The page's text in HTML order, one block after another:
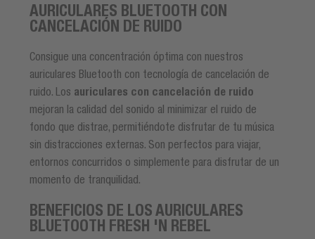
AURICULARES BLUETOOTH CON
CANCELACIÓN DE RUIDO
Consigue una concentración óptima con nuestros
auriculares Bluetooth con tecnología de cancelación de
ruido. Los auriculares con cancelación de ruido
mejoran la calidad del sonido al minimizar el ruido de
fondo que distrae, permitiéndote disfrutar de tu música
sin distracciones externas. Son perfectos para viajar,
entornos concurridos o simplemente para disfrutar de un
momento de tranquilidad.
BENEFICIOS DE LOS AURICULARES
BLUETOOTH FRESH 'N REBEL